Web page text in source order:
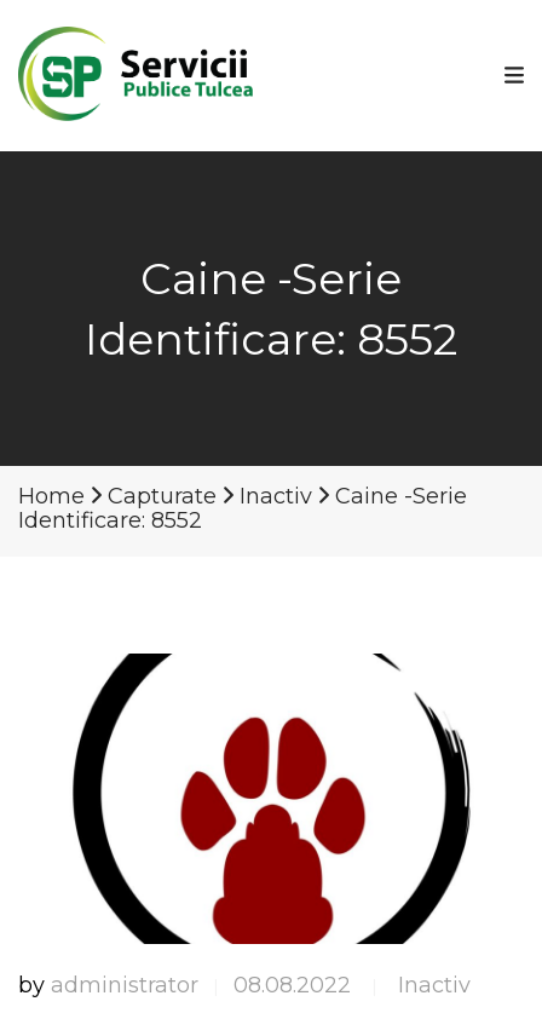
Caine -Serie
Identificare: 8552
Home Capturate Inactiv
Caine -Serie
Identificare: 8552
by administrator 08.08.2022 Inactiv